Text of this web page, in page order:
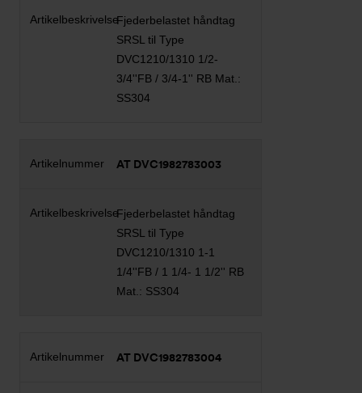
Fjederbelastet håndtag
SRSL til Type
DVC1210/1310 1/2-
3/4''FB / 3/4-1'' RB Mat.:
SS304
AT DVC1982783003
Fjederbelastet håndtag
SRSL til Type
DVC1210/1310 1-1
1/4''FB / 1 1/4- 1 1/2'' RB
Mat.: SS304
AT DVC1982783004